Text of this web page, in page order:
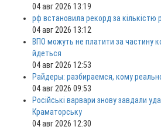
04 авг 2026 13:19
рф встановила рекорд за кількістю
04 авг 2026 13:12
ВПО можуть не платити за частину
йдеться
04 авг 2026 12:53
Райдеры: разбираемся, кому
04 авг 2026 09:53
Російські варвари знову завдали
Краматорську
04 авг 2026 12:30